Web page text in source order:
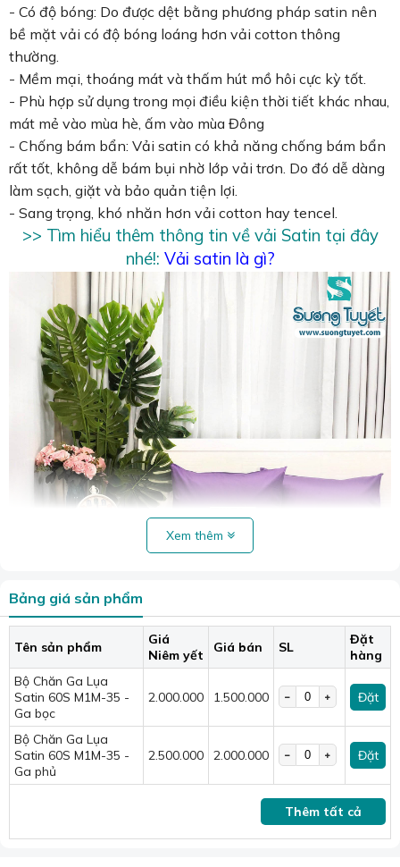
- Có độ bóng: Do được dệt bằng phương pháp satin nên
bề mặt vải có độ bóng loáng hơn vải cotton thông
thường.
- Mềm mại, thoáng mát và thấm hút mồ hôi cực kỳ tốt.
- Phù hợp sử dụng trong mọi điều kiện thời tiết khác nhau,
mát mẻ vào mùa hè, ấm vào mùa Đông
- Chống bám bẩn: Vải satin có khả năng chống bám bẩn
rất tốt, không dễ bám bụi nhờ lớp vải trơn. Do đó dễ dàng
làm sạch, giặt và bảo quản tiện lợi.
- Sang trọng, khó nhăn hơn vải cotton hay tencel.
>> Tìm hiểu thêm thông tin về vải Satin tại đây
nhé!: Vải satin là gì?
Bộ Chăn Ga Lụa Satin 60S M1M-35
- 01 Drap (ga giường) phủ hoặc ga bọc theo yêu cầu
Xem thêm
Bảng giá sản phẩm
Tên sản phẩm
Giá
Niêm yết
Giá bán SL
Đặt
hàng
Bộ Chăn Ga Lụa
Satin 60S M1M-35 -
Ga bọc
2.000.000 1.500.000 Đặt
Bộ Chăn Ga Lụa
Satin 60S M1M-35 -
Ga phủ
2.500.000 2.000.000 Đặt
Thêm tất cả